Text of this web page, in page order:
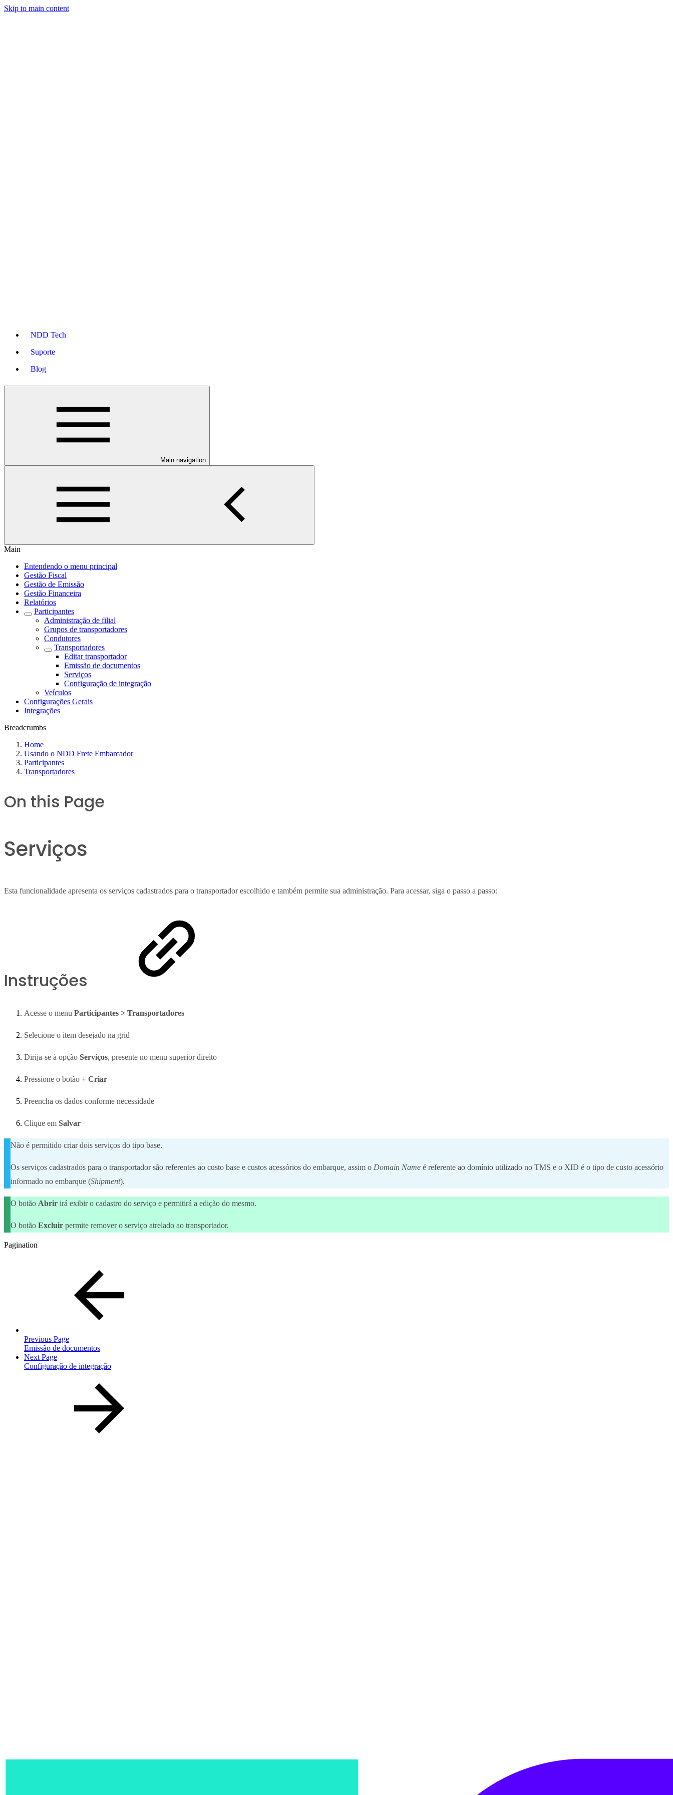
Skip to main content
NDD Tech
Suporte
Blog
Main navigation
Main
Entendendo o menu principal
Gestão Fiscal
Gestão de Emissão
Gestão Financeira
Relatórios
Participantes
Administração de filial
Grupos de transportadores
Condutores
Transportadores
Editar transportador
Emissão de documentos
Serviços
Configuração de integração
Veículos
Configurações Gerais
Integrações
Breadcrumbs
Home
Usando o NDD Frete Embarcador
Participantes
Transportadores
On this Page
Serviços
Esta funcionalidade apresenta os serviços cadastrados para o transportador escolhido e também permite sua administração. Para acessar, siga o passo a passo:
Instruções
Acesse o menu Participantes > Transportadores
Selecione o item desejado na grid
Dirija-se à opção Serviços, presente no menu superior direito
Pressione o botão + Criar
Preencha os dados conforme necessidade
Clique em Salvar
Não é permitido criar dois serviços do tipo base.
Os serviços cadastrados para o transportador são referentes ao custo base e custos acessórios do embarque, assim o Domain Nameé referente ao domínio utilizado no TMS e o XID é o tipo de custo acessório
informado no embarque (Shipment).
O botão Abririrá exibir o cadastro do serviço e permitirá a edição do mesmo.
O botão Excluirpermite remover o serviço atrelado ao transportador.
Pagination
Previous Page
Emissão de documentos
Next Page
Configuração de integração